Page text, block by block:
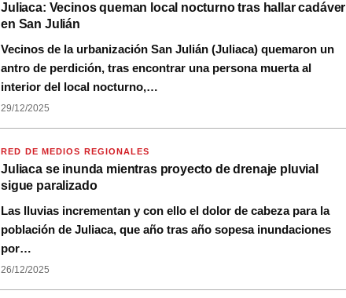
Juliaca: Vecinos queman local nocturno tras hallar cadáver
en San Julián
Vecinos de la urbanización San Julián (Juliaca) quemaron un
antro de perdición, tras encontrar una persona muerta al
interior del local nocturno,…
29/12/2025
RED DE MEDIOS REGIONALES
Juliaca se inunda mientras proyecto de drenaje pluvial
sigue paralizado
Las lluvias incrementan y con ello el dolor de cabeza para la
población de Juliaca, que año tras año sopesa inundaciones
por…
26/12/2025